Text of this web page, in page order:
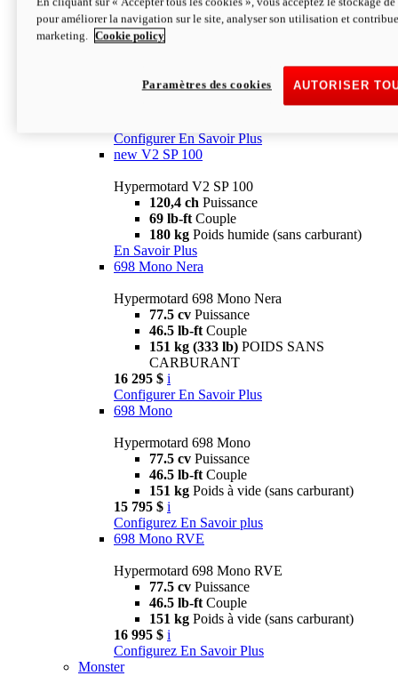
Configurer En Savoir Plus
newV2 SP
69 lb-ftCouple
Poids humide (sans carburant)
Configurer En Savoir Plus
new V2 SP 100
Hypermotard V2 SP 100
120,4 ch Puissance
69 lb-ft Couple
180 kg Poids humide (sans carburant)
En Savoir Plus
698 Mono Nera
Hypermotard 698 Mono Nera
77.5 cv Puissance
46.5 lb-ft Couple
151 kg (333 lb) POIDS SANS
CARBURANT
16 295 $ i
Configurer En Savoir Plus
698 Mono
Hypermotard 698 Mono
77.5 cv Puissance
46.5 lb-ft Couple
151 kg Poids à vide (sans carburant)
15 795 $ i
Configurez En Savoir plus
698 Mono RVE
Hypermotard 698 Mono RVE
77.5 cv Puissance
46.5 lb-ft Couple
151 kg Poids à vide (sans carburant)
16 995 $ i
Configurez En Savoir Plus
Monster
pour améliorer la navigation sur le site, analyser son utilisation et
marketing.
Cookie policy
AUTORISER
Paramètres des cookies